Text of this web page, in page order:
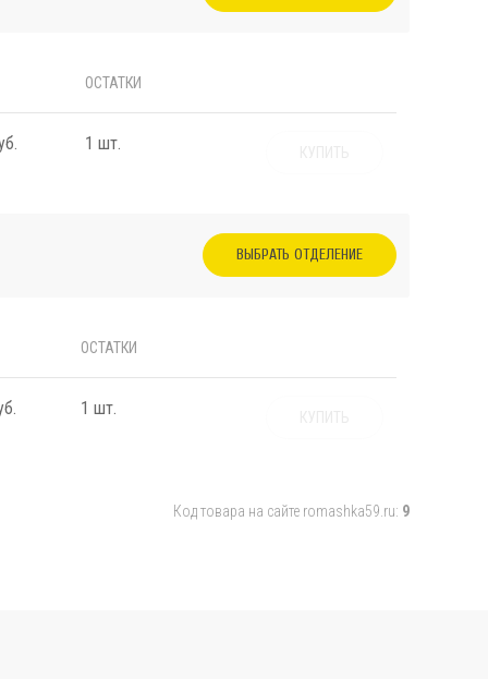
ОСТАТКИ
1 шт.
ВЫБРАТЬ ОТДЕЛЕНИЕ
ОСТАТКИ
1 шт.
Код товара на сайте romashka59.ru: 9